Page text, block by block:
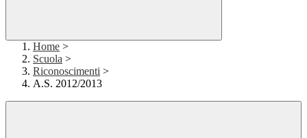
Home >
Scuola >
Riconoscimenti >
A.S. 2012/2013